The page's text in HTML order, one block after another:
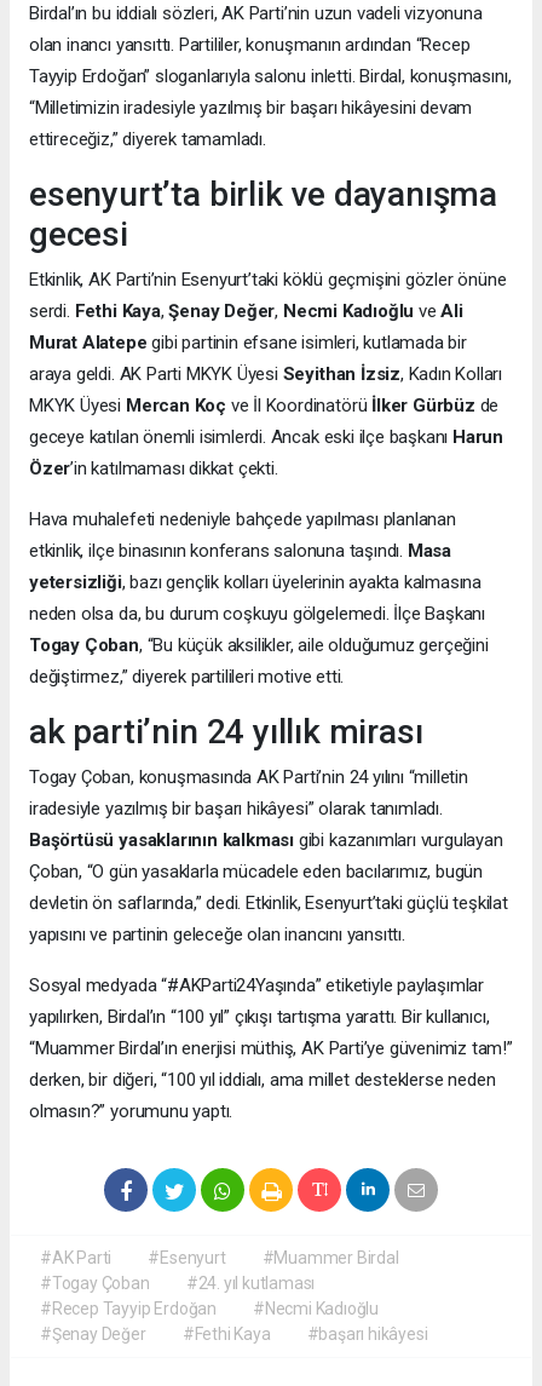
Birdal’ın bu iddialı sözleri, AK Parti’nin uzun vadeli vizyonuna
olan inancı yansıttı. Partililer, konuşmanın ardından “Recep
Tayyip Erdoğan” sloganlarıyla salonu inletti. Birdal, konuşmasını,
“Milletimizin iradesiyle yazılmış bir başarı hikâyesini devam
ettireceğiz,” diyerek tamamladı.
esenyurt’ta birlik ve dayanışma
gecesi
Etkinlik, AK Parti’nin Esenyurt’taki köklü geçmişini gözler önüne
serdi. Fethi Kaya,Şenay Değer, Necmi Kadıoğlu veAli
Murat Alatepe gibi partinin efsane isimleri, kutlamada bir
araya geldi. AK Parti MKYK Üyesi Seyithan İzsiz, Kadın Kolları
MKYK Üyesi Mercan Koç ve İl Koordinatörü İlker Gürbüz de
geceye katılan önemli isimlerdi. Ancak eski ilçe başkanı Harun
Özer’in katılmaması dikkat çekti.
Hava muhalefeti nedeniyle bahçede yapılması planlanan
etkinlik, ilçe binasının konferans salonuna taşındı. Masa
yetersizliği, bazı gençlik kolları üyelerinin ayakta kalmasına
neden olsa da, bu durum coşkuyu gölgelemedi. İlçe Başkanı
Togay Çoban, “Bu küçük aksilikler, aile olduğumuz gerçeğini
değiştirmez,” diyerek partilileri motive etti.
ak parti’nin 24 yıllık mirası
Togay Çoban, konuşmasında AK Parti’nin 24 yılını “milletin
iradesiyle yazılmış bir başarı hikâyesi” olarak tanımladı.
Başörtüsü yasaklarının kalkması gibi kazanımları vurgulayan
Çoban, “O gün yasaklarla mücadele eden bacılarımız, bugün
devletin ön saflarında,” dedi. Etkinlik, Esenyurt’taki güçlü teşkilat
yapısını ve partinin geleceğe olan inancını yansıttı.
Sosyal medyada “#AKParti24Yaşında” etiketiyle paylaşımlar
yapılırken, Birdal’ın “100 yıl” çıkışı tartışma yarattı. Bir kullanıcı,
“Muammer Birdal’ın enerjisi müthiş, AK Parti’ye güvenimiz tam!”
derken, bir diğeri, “100 yıl iddialı, ama millet desteklerse neden
olmasın?” yorumunu yaptı.
#AK Parti #Esenyurt
#Muammer Birdal
#Togay Çoban
#24. yıl kutlaması
#Recep Tayyip Erdoğan
#Necmi Kadıoğlu
#Şenay Değer
#Fethi Kaya #başarı hikâyesi